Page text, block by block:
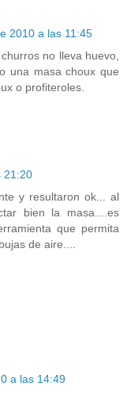
2010 a las 11:45
no lleva huevo,
una masa choux que
o profiteroles.
21:20
y resultaron ok... al
bien la masa....es
que permita
de aire....
a las 14:49